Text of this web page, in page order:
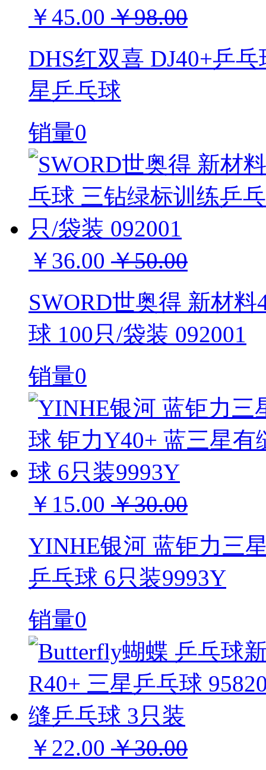
￥45.00 ￥98.00
DHS红双喜 DJ40+乒
星乒乓球
销量0
￥36.00 ￥50.00
SWORD世奥得 新材
球 100只/袋装 092001
销量0
￥15.00 ￥30.00
YINHE银河 蓝钜力三
乒乓球 6只装9993Y
销量0
￥22.00 ￥30.00